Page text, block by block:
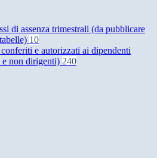
di assenza trimestrali (da pubblicare
10
e autorizzati ai dipendenti
non dirigenti) 240